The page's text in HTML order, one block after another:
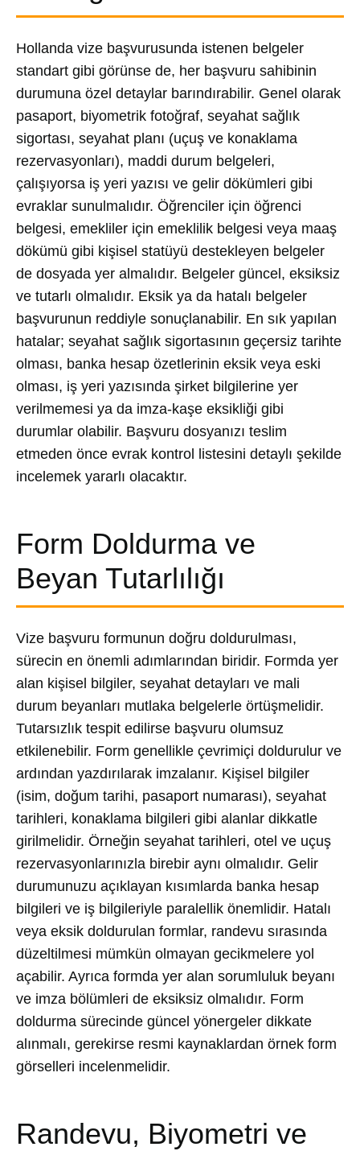
Hollanda vize başvurusunda istenen belgeler
standart gibi görünse de, her başvuru sahibinin
durumuna özel detaylar barındırabilir. Genel olarak
pasaport, biyometrik fotoğraf, seyahat sağlık
sigortası, seyahat planı (uçuş ve konaklama
rezervasyonları), maddi durum belgeleri,
çalışıyorsa iş yeri yazısı ve gelir dökümleri gibi
evraklar sunulmalıdır. Öğrenciler için öğrenci
belgesi, emekliler için emeklilik belgesi veya maaş
dökümü gibi kişisel statüyü destekleyen belgeler
de dosyada yer almalıdır. Belgeler güncel, eksiksiz
ve tutarlı olmalıdır. Eksik ya da hatalı belgeler
başvurunun reddiyle sonuçlanabilir. En sık yapılan
hatalar; seyahat sağlık sigortasının geçersiz tarihte
olması, banka hesap özetlerinin eksik veya eski
olması, iş yeri yazısında şirket bilgilerine yer
verilmemesi ya da imza-kaşe eksikliği gibi
durumlar olabilir. Başvuru dosyanızı teslim
etmeden önce evrak kontrol listesini detaylı şekilde
incelemek yararlı olacaktır.
Form Doldurma ve
Beyan Tutarlılığı
Vize başvuru formunun doğru doldurulması,
sürecin en önemli adımlarından biridir. Formda yer
alan kişisel bilgiler, seyahat detayları ve mali
durum beyanları mutlaka belgelerle örtüşmelidir.
Tutarsızlık tespit edilirse başvuru olumsuz
etkilenebilir. Form genellikle çevrimiçi doldurulur ve
ardından yazdırılarak imzalanır. Kişisel bilgiler
(isim, doğum tarihi, pasaport numarası), seyahat
tarihleri, konaklama bilgileri gibi alanlar dikkatle
girilmelidir. Örneğin seyahat tarihleri, otel ve uçuş
rezervasyonlarınızla birebir aynı olmalıdır. Gelir
durumunuzu açıklayan kısımlarda banka hesap
bilgileri ve iş bilgileriyle paralellik önemlidir. Hatalı
veya eksik doldurulan formlar, randevu sırasında
düzeltilmesi mümkün olmayan gecikmelere yol
açabilir. Ayrıca formda yer alan sorumluluk beyanı
ve imza bölümleri de eksiksiz olmalıdır. Form
doldurma sürecinde güncel yönergeler dikkate
alınmalı, gerekirse resmi kaynaklardan örnek form
görselleri incelenmelidir.
Randevu, Biyometri ve